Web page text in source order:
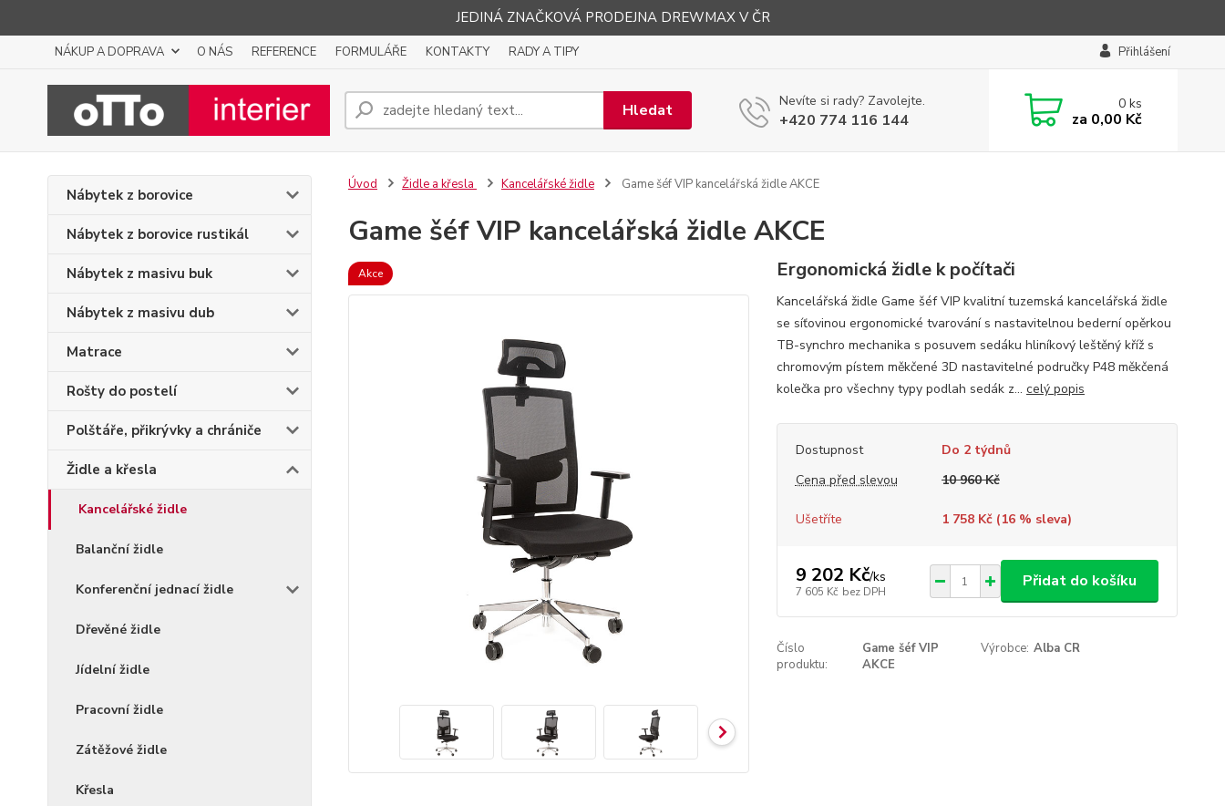
JEDINÁ ZNAČKOVÁ PRODEJNA DREWMAX V ČR
NÁKUP A DOPRAVA O NÁS REFERENCE FORMULÁŘE KONTAKTY RADY A TIPY Přihlášení
Hledat Nevíte si rady? Zavolejte.
+420 774 116 144
0ks
za 0,00 Kč
Nábytek z borovice
Nábytek z borovice rustikál
Nábytek z masivu buk
Nábytek z masivu dub
Matrace
Rošty do postelí
Polštáře, přikrývky a chrániče
Židle a křesla
Kancelářské židle
Balanční židle
Konferenční jednací židle
Dřevěné židle
Jídelní židle
Pracovní židle
Zátěžové židle
Křesla
Úvod Židle a křesla Kancelářské židle Game šéf VIP kancelářská židle AKCE
Game šéf VIP kancelářská židle AKCE
Akce Ergonomická židle k počítači
Kancelářská židle Game šéf VIP kvalitní tuzemská kancelářská židle
se síťovinou ergonomické tvarování s nastavitelnou bederní opěrkou
TB-synchro mechanika s posuvem sedáku hliníkový leštěný kříž s
chromovým pístem měkčené 3D nastavitelné područky P48 měkčená
kolečka pro všechny typy podlah sedák z... celý popis
Dostupnost
Do 2 týdnů
Cena před slevou
10 960 Kč
Ušetříte 1 758 Kč (16% sleva)
9 202 Kč/ks
7 605 Kč bez DPH
Přidat do košíku
Číslo
produktu:
Game šéf VIP
AKCE
Výrobce: Alba CR